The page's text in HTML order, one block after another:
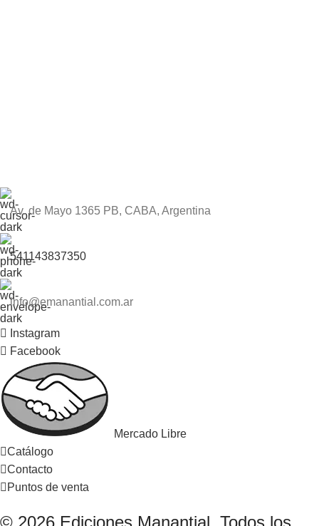
Av. de Mayo 1365 PB, CABA, Argentina
541143837350
info@emanantial.com.ar
Instagram
Facebook
Mercado Libre
Catálogo
Contacto
Puntos de venta
© 2026 Ediciones Manantial. Todos los